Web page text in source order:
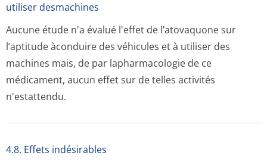
utiliser desmachines
Aucune étude n'a évalué l'effet de l’atovaquone sur
l’aptitude àconduire des véhicules et à utiliser des
machines mais, de par lapharmacologie de ce
médicament, aucun effet sur de telles activités
n'estattendu.
4.8. Effets indésirables